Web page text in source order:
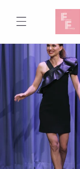
conteúdo